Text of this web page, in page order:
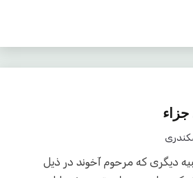
۵ خرداد ۱۴۰۳ تنبیه دیگری که مرحوم آخوند در ذیل